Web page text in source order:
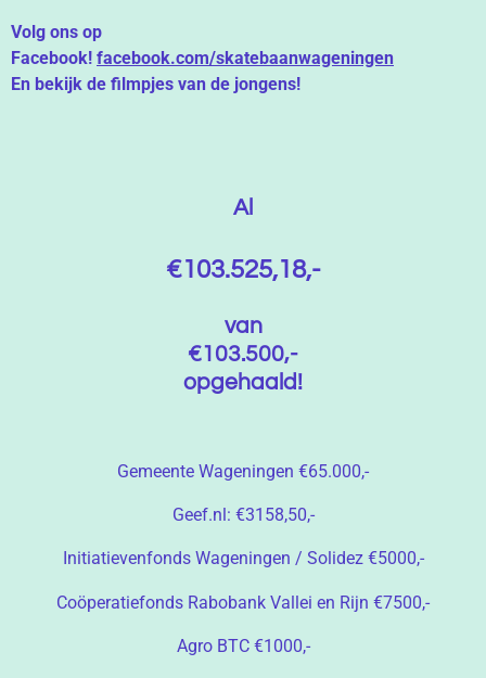
Volg ons op
Facebook! facebook.com/skatebaanwageningen
En bekijk de filmpjes van de jongens!
Al
€103.525,18,-
van
€103.500,-
opgehaald!
Gemeente Wageningen €65.000,-
Geef.nl: €3158,50,-
Initiatievenfonds Wageningen / Solidez €5000,-
Coöperatiefonds Rabobank Vallei en Rijn €7500,-
Agro BTC €1000,-